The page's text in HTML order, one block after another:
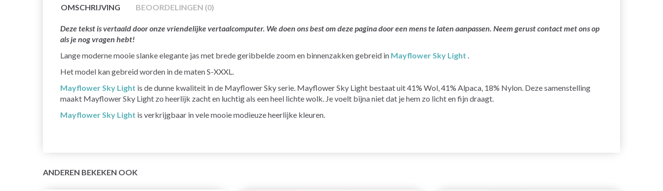
OMSCHRIJVING BEOORDELINGEN (0)
Deze tekst is vertaald door onze vriendelijke vertaalcomputer. We doen ons best om deze pagina door een mens te laten aanpassen. Neem gerust contact met ons op
als je nog vragen hebt!
Lange moderne mooie slanke elegante jas met brede geribbelde zoom en binnenzakken gebreid in Mayflower Sky Light .
Het model kan gebreid worden in de maten S-XXXL.
Mayflower Sky Light is de dunne kwaliteit in de Mayflower Sky serie. Mayflower Sky Light bestaat uit 41% Wol, 41% Alpaca, 18% Nylon. Deze samenstelling
maakt Mayflower Sky Light zo heerlijk zacht en luchtig als een heel lichte wolk. Je voelt bijna niet dat je hem zo licht en fijn draagt.
Mayflower Sky Light is verkrijgbaar in vele mooie modieuze heerlijke kleuren.
ANDEREN BEKEKEN OOK